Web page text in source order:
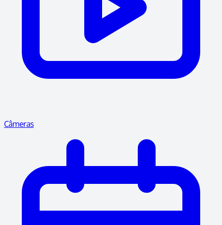
Câmeras